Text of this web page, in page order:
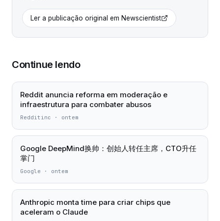
Ler a publicação original em Newscientist
Continue lendo
Reddit anuncia reforma em moderação e
infraestrutura para combater abusos
Redditinc · ontem
Google DeepMind换帅：创始人转任主席，CTO升任
掌门
Google · ontem
Anthropic monta time para criar chips que
aceleram o Claude